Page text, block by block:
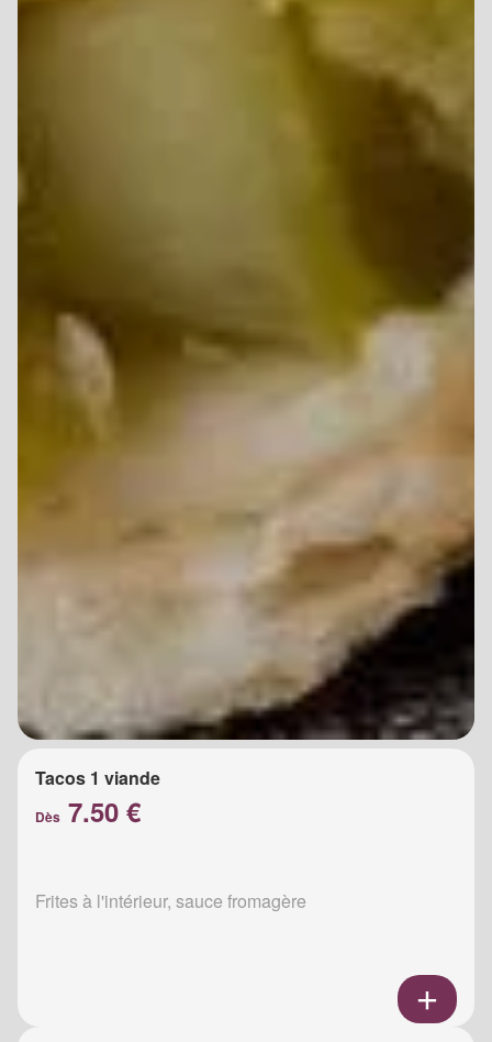
Tacos 1 viande
Dès 7.50 €
Frites à l'intérieur, sauce fromagère